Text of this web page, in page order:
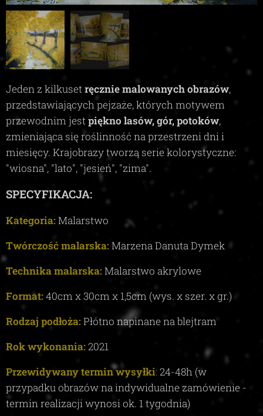
Jeden z kilkusetręcznie malowanych obrazów,
przedstawiających pejzaże, których motywem
przewodnim jestpiękno lasów, gór, potoków,
zmieniająca się roślinność na przestrzeni dni i
miesięcy. Krajobrazy tworzą serie kolorystyczne:
"wiosna", "lato", "jesień", "zima".
SPECYFIKACJA:
Kategoria: Malarstwo
Twórczość malarska: Marzena Danuta Dymek
Technika malarska: Malarstwo akrylowe
Format: 40cm x30cm x 1,5cm (wys. x szer. x gr.)
Rodzaj podłoża: Płótno napinane na blejtram
Rok wykonania: 2021
Przewidywany termin wysyłki:24-48h (w
przypadku obrazów na indywidualne zamówienie -
termin realizacji wynosi ok. 1tygodnia)